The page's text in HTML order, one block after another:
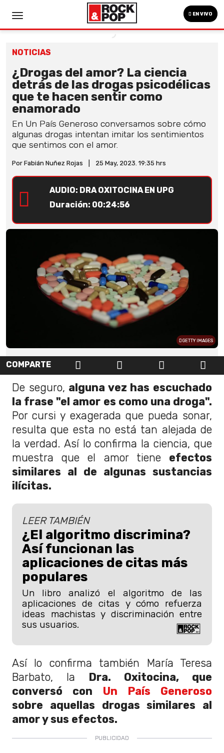
EN VIVO
NOTICIAS
¿Drogas del amor? La ciencia
detrás de las drogas psicodélicas
que te hacen sentir como
enamorado
En Un País Generoso conversamos sobre cómo
algunas drogas intentan imitar los sentimientos
que sentimos con el amor.
Por Fabián Nuñez Rojas 25 May, 2023. 19:35 hrs
AUDIO: DRA OXITOCINA EN UPG
Duración: 00:24:56
GETTY IMAGES
COMPARTE
De seguro, alguna vez has escuchado
la frase "el amor es como una droga".
Por cursi y exagerada que pueda sonar,
resulta que esta no está tan alejada de
la verdad. Así lo confirma la ciencia, que
muestra que el amor tiene efectos
similares al de algunas sustancias
ilícitas.
LEER TAMBIÉN
¿El algoritmo discrimina?
Así funcionan las
aplicaciones de citas más
populares
Un libro analizó el algoritmo de las
aplicaciones de citas y cómo refuerza
ideas machistas y discriminación entre
sus usuarios.
Así lo confirma también María Teresa
Barbato, la Dra. Oxitocina, que
conversó con Un País Generoso
sobre aquellas drogas similares al
amor y sus efectos.